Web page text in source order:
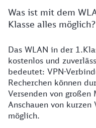
Was ist mit dem
Klasse alles möglich?
Das WLAN in der
kostenlos und
bedeutet: VPN-
Recherchen können
Versenden von großen
Anschauen von
möglich.